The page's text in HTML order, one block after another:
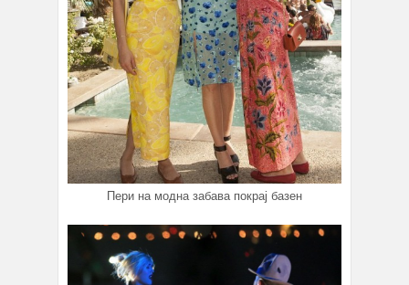
Пери на модна забава покрај базен